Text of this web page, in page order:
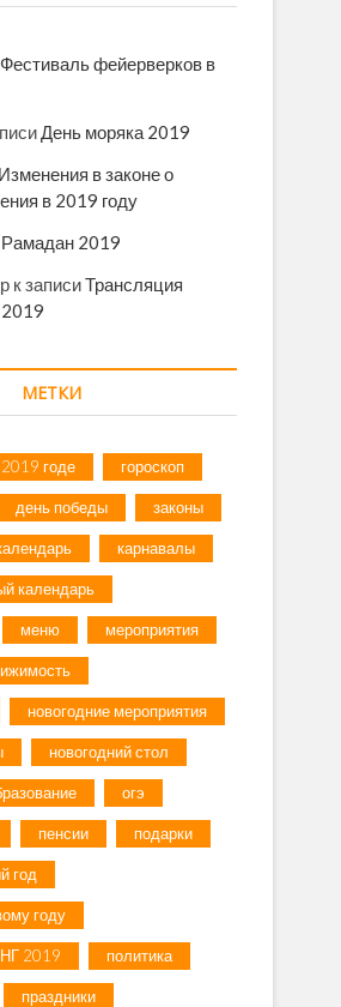
Фестиваль фейерверков в
День моряка 2019
Изменения в законе о
в 2019 году
Рамадан 2019
к записиТрансляция
МЕТКИ
годе гороскоп
день победы законы
карнавалы
календарь
меню мероприятия
новогодние мероприятия
новогодний стол
огэ
пенсии подарки
год
году
2019 политика
праздники